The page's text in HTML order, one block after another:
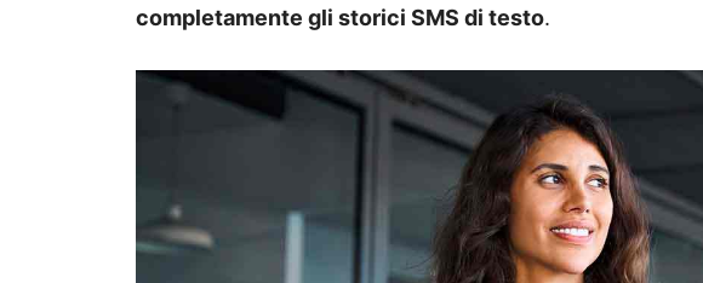
completamente gli storici SMS di testo.